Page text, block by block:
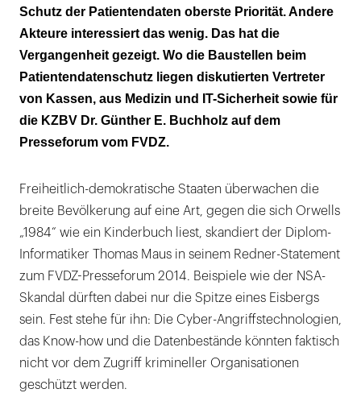
(v.l.n.r.):
Moderatorin
Dr.
Ursula
Weidenfeld,
Karsten
Knöppler
Bundesverband),
Thomas
Maus
(Security
Spezialist),
Prof.
Paul
Unschuld
(Charité
Berlin),
KZBV gegen Sammeln von
Patientenklardaten
Schutz der Patientendaten oberste Priorität. Andere
Akteure interessiert das wenig. Das hat die
Vergangenheit gezeigt. Wo die Baustellen beim
Patientendatenschutz liegen diskutierten Vertreter
von Kassen, aus Medizin und IT-Sicherheit sowie für
die KZBV Dr. Günther E. Buchholz auf dem
Presseforum vom FVDZ.
Freiheitlich-demokratische Staaten überwachen die
breite Bevölkerung auf eine Art, gegen die sich Orwells
„1984“ wie ein Kinderbuch liest, skandiert der Diplom-
Informatiker Thomas Maus in seinem Redner-Statement
zum FVDZ-Presseforum 2014. Beispiele wie der NSA-
Skandal dürften dabei nur die Spitze eines Eisbergs
sein. Fest stehe für ihn: Die Cyber-Angriffstechnologien,
das Know-how und die Datenbestände könnten faktisch
nicht vor dem Zugriff krimineller Organisationen
geschützt werden.